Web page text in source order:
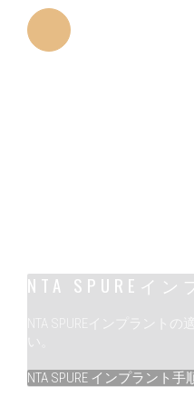
NTA SPUREイン
NTA SPUREインプラント
い。
NTA SPURE インプラント手